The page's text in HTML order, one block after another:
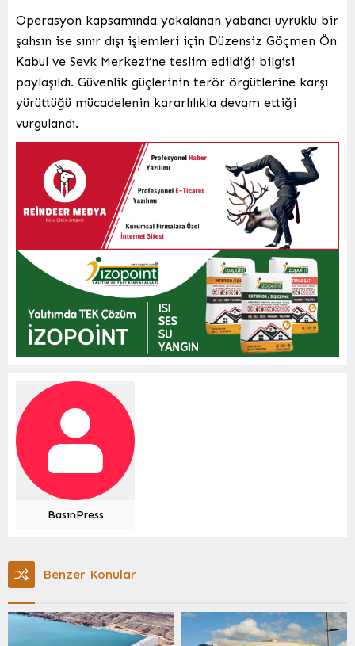
Operasyon kapsamında yakalanan yabancı uyruklu bir
şahsın ise sınır dışı işlemleri için Düzensiz Göçmen Ön
Kabul ve Sevk Merkezi’ne teslim edildiği bilgisi
paylaşıldı. Güvenlik güçlerinin terör örgütlerine karşı
yürüttüğü mücadelenin kararlılıkla devam ettiği
vurgulandı.
BasınPress
Benzer Konular